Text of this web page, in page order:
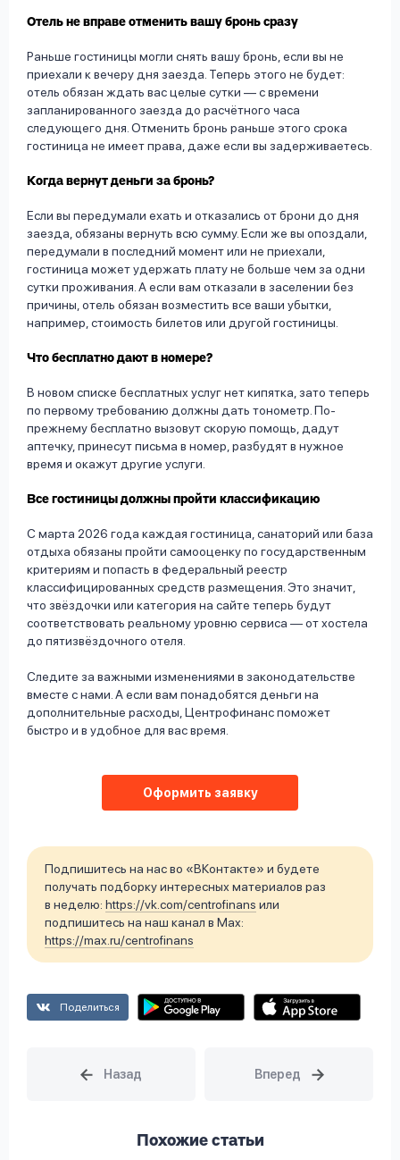
Отель не вправе отменить вашу бронь сразу
Раньше гостиницы могли снять вашу бронь, если вы не
приехали к вечеру дня заезда. Теперь этого не будет:
отель обязан ждать вас целые сутки — с времени
запланированного заезда до расчётного часа
следующего дня. Отменить бронь раньше этого срока
гостиница не имеет права, даже если вы задерживаетесь.
Когда вернут деньги за бронь?
Если вы передумали ехать и отказались от брони до дня
заезда, обязаны вернуть всю сумму. Если же вы опоздали,
передумали в последний момент или не приехали,
гостиница может удержать плату не больше чем за одни
сутки проживания. А если вам отказали в заселении без
причины, отель обязан возместить все ваши убытки,
например, стоимость билетов или другой гостиницы.
Что бесплатно дают в номере?
В новом списке бесплатных услуг нет кипятка, зато теперь
по первому требованию должны дать тонометр. По-
прежнему бесплатно вызовут скорую помощь, дадут
аптечку, принесут письма в номер, разбудят в нужное
время и окажут другие услуги.
Все гостиницы должны пройти классификацию
С марта 2026 года каждая гостиница, санаторий или база
отдыха обязаны пройти самооценку по государственным
критериям и попасть в федеральный реестр
классифицированных средств размещения. Это значит,
что звёздочки или категория на сайте теперь будут
соответствовать реальному уровню сервиса — от хостела
до пятизвёздочного отеля.
Следите за важными изменениями в законодательстве
вместе с нами. А если вам понадобятся деньги на
дополнительные расходы, Центрофинанс поможет
быстро и в удобное для вас время.
Оформить заявку
Подпишитесь на нас во «ВКонтакте» и будете
получать подборку интересных материалов раз
в неделю: https://vk.com/centrofinans или
подпишитесь на наш канал в Max:
https://max.ru/centrofinans
Поделиться
Похожие статьи